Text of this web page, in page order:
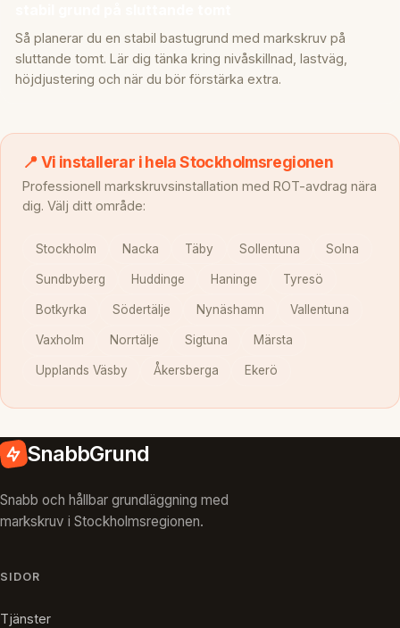
Så planerar du en stabil bastugrund med markskruv på
sluttande tomt. Lär dig tänka kring nivåskillnad, lastväg,
höjdjustering och när du bör förstärka extra.
📍 Vi installerar i hela Stockholmsregionen
Professionell markskruvsinstallation med ROT-avdrag nära
dig. Välj ditt område:
Stockholm Nacka Täby Sollentuna Solna
Sundbyberg Huddinge Haninge Tyresö
Botkyrka Södertälje Nynäshamn Vallentuna
Vaxholm Norrtälje Sigtuna Märsta
Upplands Väsby Åkersberga Ekerö
SnabbGrund
Snabb och hållbar grundläggning med
markskruv i Stockholmsregionen.
SIDOR
Tjänster